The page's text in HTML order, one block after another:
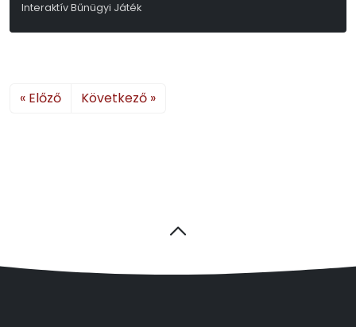
Interaktív Bűnügyi Játék
« Előző Következő »